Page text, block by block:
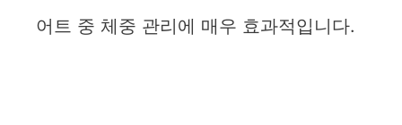
어트 중 체중 관리에 매우 효과적입니다.